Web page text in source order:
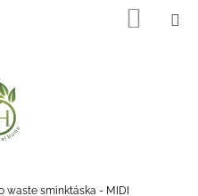
waste sminktáska - MIDI